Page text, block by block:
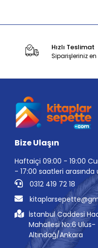
Hızlı Teslimat
Siparişleriniz en
Bize Ulaşın
Haftaiçi 09:00 - 19:00
- 17:00 saatleri arasında
0312 419 72 18
İstanbul Caddesi
Mahallesi No:6 Ulus-
Altındağ/Ankara